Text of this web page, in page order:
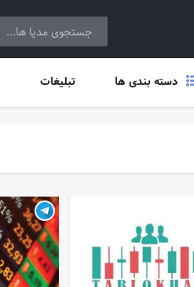
دسته بندی ها تبلیغات